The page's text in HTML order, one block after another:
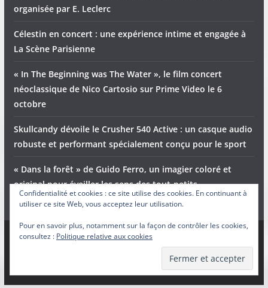
organisée par E. Leclerc
Célestin en concert : une expérience intime et engagée à
La Scène Parisienne
« In The Beginning was The Water », le film concert
néoclassique de Nico Cartosio sur Prime Video le 6
octobre
Skullcandy dévoile le Crusher 540 Active : un casque audio
robuste et performant spécialement conçu pour le sport
« Dans la forêt » de Guido Ferro, un imagier coloré et
original pour éveiller les sens des tout-petits
. Tous droits réservés.
par ThemeGrill. Propulsé parWordPress.
Confidentialité et cookies : ce site utilise des cookies. En continuant à
utiliser ce site Web, vous acceptez leur utilisation.
Pour en savoir plus, notamment sur la façon de contrôler les cookies,
consultez : Politique relative aux cookies